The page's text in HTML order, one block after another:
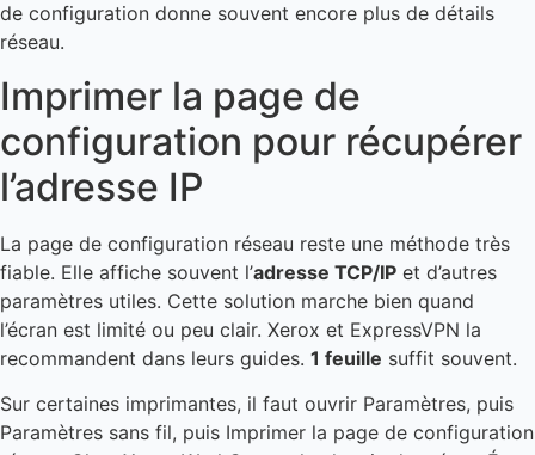
de configuration donne souvent encore plus de détails
réseau.
Imprimer la page de
configuration pour récupérer
l’adresse IP
La page de configuration réseau reste une méthode très
fiable. Elle affiche souvent l’adresse TCP/IP et d’autres
paramètres utiles. Cette solution marche bien quand
l’écran est limité ou peu clair. Xerox et ExpressVPN la
recommandent dans leurs guides. 1 feuille suffit souvent.
Sur certaines imprimantes, il faut ouvrir Paramètres, puis
Paramètres sans fil, puis Imprimer la page de configuration